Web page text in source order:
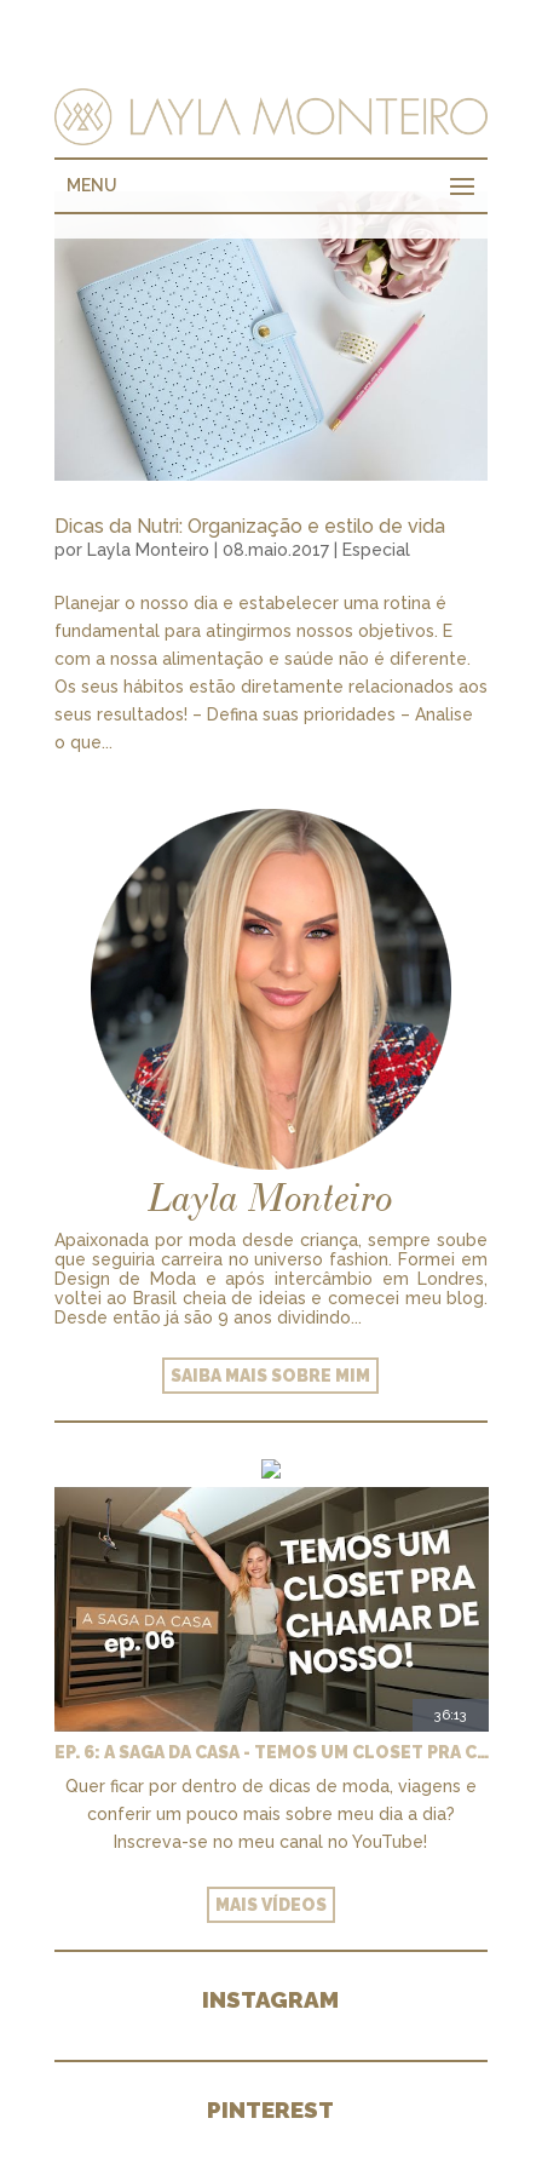
MENU
Dicas da Nutri: Organização e estilo de vida
por Layla Monteiro 08.maio.2017| Especial
Planejar o nosso dia e estabelecer uma rotina é
fundamental para atingirmos nossos objetivos. E
com a nossa alimentação e saúde não é diferente.
Os seus hábitos estão diretamente relacionados aos
seus resultados! – Defina suas prioridades – Analise
o que...
Layla Monteiro
Apaixonada por moda desde criança, sempre soube
que seguiria carreira no universo fashion. Formei em
Design de Moda e após intercâmbio em Londres,
voltei ao Brasil cheia de ideias e comecei meu blog.
Desde então já são 9 anos dividindo...
SAIBA MAIS SOBRE MIM
36:13
EP. 6: A SAGA DA CASA - TEMOS UM CLOSET PRA CHAMAR DE NOSSO + MARCENARIA E PAISAGISMO
Quer ficar por dentro de dicas de moda, viagens e
conferir um pouco mais sobre meu dia a dia?
Inscreva-se no meu canal no YouTube!
MAIS VÍDEOS
INSTAGRAM
PINTEREST